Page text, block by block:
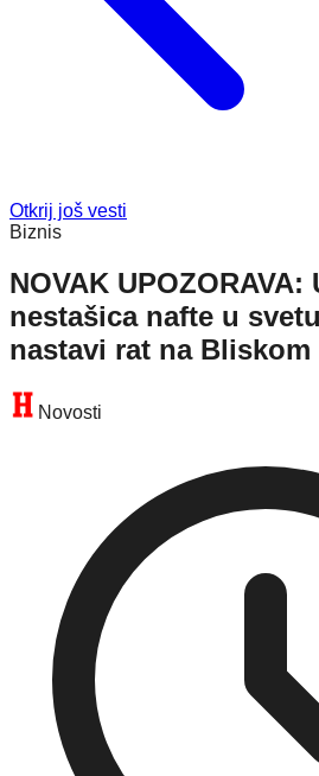
Otkrij još vesti
Biznis
NOVAK UPOZORAVA:
nestašica nafte u
nastavi rat na
Novosti